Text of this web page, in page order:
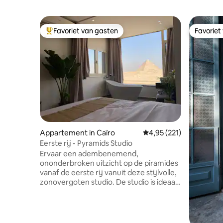
Topfavoriet van gasten
Favoriet van gasten
Appartement in Caïro Gemiddelde
4,95 (221)
Eerste rij - Pyramids Studio
Ervaar een adembenemend,
ononderbroken uitzicht op de piramides
vanaf de eerste rij vanuit deze stijlvolle,
zonovergoten studio. De studio is ideaal